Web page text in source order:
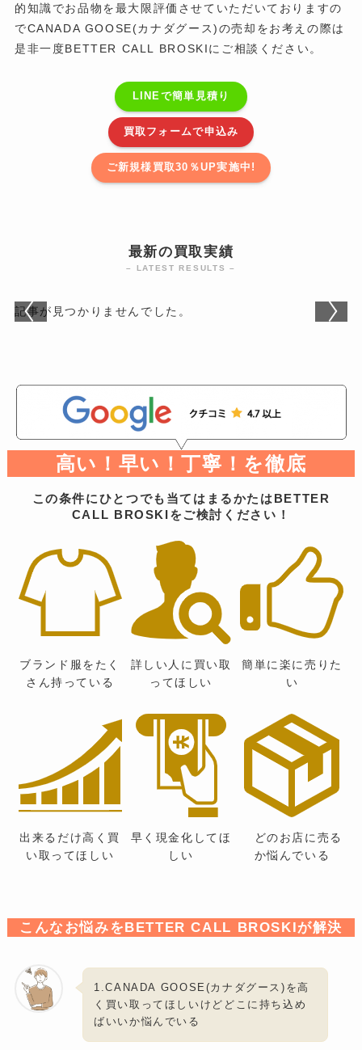
的知識でお品物を最大限評価させていただいておりますの
でCANADA GOOSE(カナダグース)の売却をお考えの際は
是非一度BETTER CALL BROSKIにご相談ください。
LINEで簡単見積り
買取フォームで申込み
ご新規様買取30％UP実施中!
最新の買取実績
– LATEST RESULTS –
記事が見つかりませんでした。
高い！早い！丁寧！を徹底
この条件にひとつでも当てはまるかたはBETTER
CALL BROSKIをご検討ください！
ブランド服をたく
さん持っている
詳しい人に買い取
ってほしい
簡単に楽に売りた
い
出来るだけ高く買
い取ってほしい
早く現金化してほ
しい
どのお店に売る
か悩んでいる
こんなお悩みをBETTER CALL BROSKIが解決
1.CANADA GOOSE(カナダグース)を高
く買い取ってほしいけどどこに持ち込め
ばいいか悩んでいる